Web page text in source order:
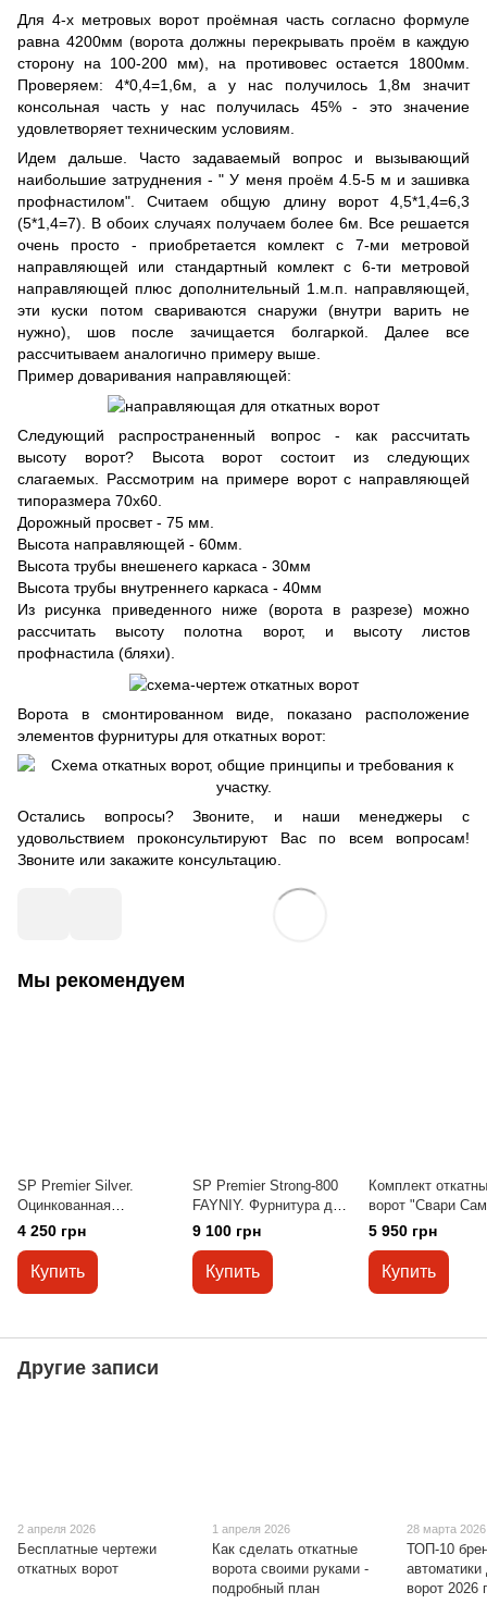
Для 4-х метровых ворот проёмная часть согласно формуле
равна 4200мм (ворота должны перекрывать проём в каждую
сторону на 100-200 мм), на противовес остается 1800мм.
Проверяем: 4*0,4=1,6м, а у нас получилось 1,8м значит
консольная часть у нас получилась 45% - это значение
удовлетворяет техническим условиям.
Идем дальше. Часто задаваемый вопрос и вызывающий
наибольшие затруднения - " У меня проём 4.5-5 м и зашивка
профнастилом". Считаем общую длину ворот 4,5*1,4=6,3
(5*1,4=7). В обоих случаях получаем более 6м. Все решается
очень просто - приобретается комлект с 7-ми метровой
направляющей или стандартный комлект с 6-ти метровой
направляющей плюс дополнительный 1.м.п. направляющей,
эти куски потом свариваются снаружи (внутри варить не
нужно), шов после зачищается болгаркой. Далее все
рассчитываем аналогично примеру выше.
Пример доваривания направляющей:
Следующий распространенный вопрос - как рассчитать
высоту ворот? Высота ворот состоит из следующих
слагаемых. Рассмотрим на примере ворот с направляющей
типоразмера 70х60.
Дорожный просвет - 75 мм.
Высота направляющей - 60мм.
Высота трубы внешенего каркаса - 30мм
Высота трубы внутреннего каркаса - 40мм
Из рисунка приведенного ниже (ворота в разрезе) можно
рассчитать высоту полотна ворот, и высоту листов
профнастила (бляхи).
Ворота в смонтированном виде, показано расположение
элементов фурнитуры для откатных ворот:
Остались вопросы? Звоните, и наши менеджеры с
удовольствием проконсультируют Вас по всем вопросам!
Звоните или закажите консультацию.
Мы рекомендуем
SP Premier Silver.
Оцинкованная
фурнитура для
откатных ворот. 6
метров
4 250 грн
Купить
SP Premier Strong-800
FAYNIY. Фурнитура для
откатных ворот. 6 м
9 100 грн
Купить
Комплект
ворот "Свари
3,5м.
5 950 грн
Купить
Другие записи
2 апреля 2026
Бесплатные чертежи
откатных ворот
1 апреля 2026
Как сделать откатные
ворота своими руками -
подробный план
28 марта 2026
ТОП-10
ворот 2026